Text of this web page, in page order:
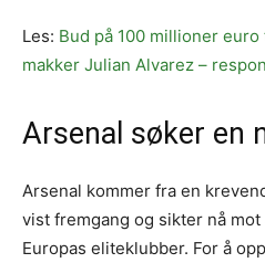
Les: Bud på 100 millioner
makker Julian Alvarez –
Arsenal søker en
Arsenal kommer fra en
vist fremgang og sikter nå
Europas eliteklubber. For å